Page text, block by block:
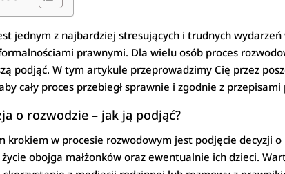
jednym z najbardziej stresujących i trudnych
prawnymi. Dla wielu osób proces
podjąć. W tym artykule przeprowadzimy Cię przez
cały proces przebiegł sprawnie i zgodnie z przepisami
o rozwodzie – jak ją podjąć?
krokiem w procesie rozwodowym jest podjęcie decyzji
życie obojga małżonków oraz ewentualnie ich dzieci.